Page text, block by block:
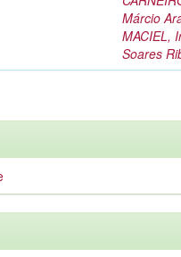
Márcio
MACIEL,
Soares